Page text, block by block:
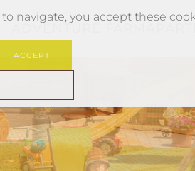
navigate, you accept these
ACCEPT